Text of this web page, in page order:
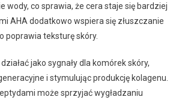
wody, co sprawia, że cera staje się bardziej
AHA dodatkowo wspiera się złuszczanie
poprawia teksturę skóry.
jako sygnały dla komórek skóry,
i stymulując produkcję kolagenu.
może sprzyjać wygładzaniu